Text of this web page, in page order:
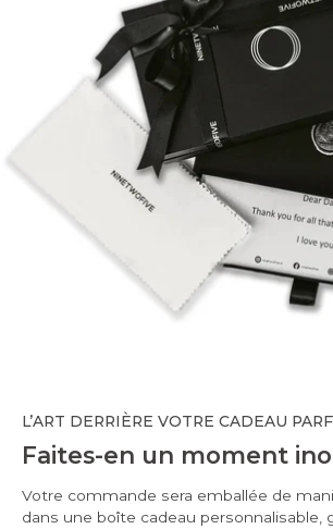
L’ART DERRIÈRE VOTRE CADEAU
Faites-en un moment
Votre commande sera emballée de
dans une boîte cadeau personnalisable,